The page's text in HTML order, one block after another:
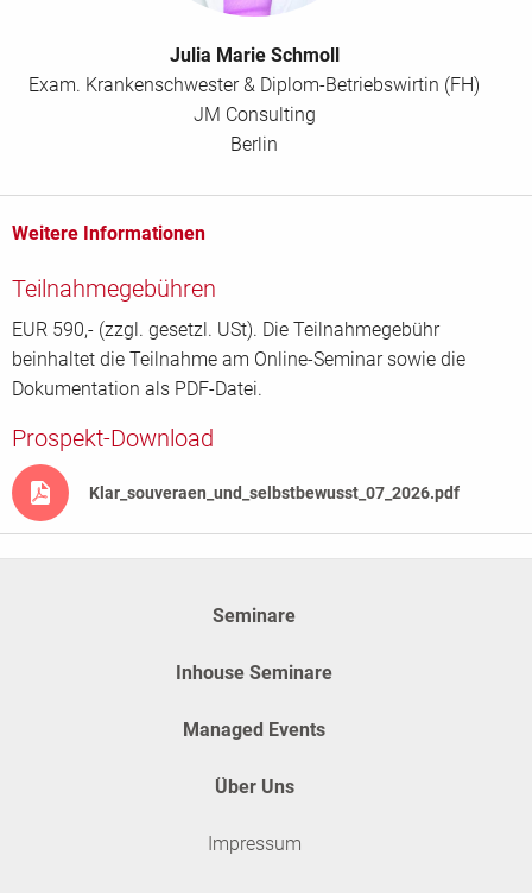
Julia Marie Schmoll
Exam. Krankenschwester & Diplom-Betriebswirtin (FH)
JM Consulting
Berlin
Weitere Informationen
Teilnahmegebühren
EUR 590,- (zzgl. gesetzl. USt). Die Teilnahmegebühr
beinhaltet die Teilnahme am Online-Seminar sowie die
Dokumentation als PDF-Datei.
Prospekt-Download
Klar_souveraen_und_selbstbewusst_07_2026.pdf
Seminare
Inhouse Seminare
Managed Events
Über Uns
Impressum